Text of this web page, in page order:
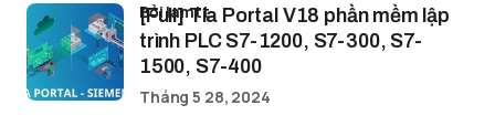
[Full] Tia Portal V18 phần mềm lập
trình PLC S7-1200, S7-300, S7-
1500, S7-400
bởi lamtt
Tháng 5 28, 2024